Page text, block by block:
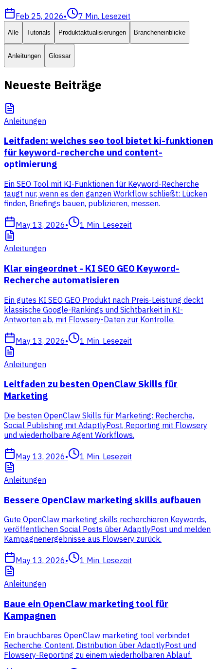
Feb 25, 2026• 7 Min. Lesezeit
Alle Tutorials Produktaktualisierungen Brancheneinblicke
Anleitungen Glossar
Neueste Beiträge
Anleitungen
Leitfaden: welches seo tool bietet ki-funktionen
für keyword-recherche und content-
optimierung
Ein SEO Tool mit KI-Funktionen für Keyword-Recherche
taugt nur, wenn es den ganzen Workflow schließt: Lücken
finden, Briefings bauen, publizieren, messen.
May 13, 2026• 1 Min. Lesezeit
Anleitungen
Klar eingeordnet - KI SEO GEO Keyword-
Recherche automatisieren
Ein gutes KI SEO GEO Produkt nach Preis-Leistung deckt
klassische Google-Rankings und Sichtbarkeit in KI-
Antworten ab, mit Flowsery-Daten zur Kontrolle.
May 13, 2026• 1 Min. Lesezeit
Anleitungen
Leitfaden zu besten OpenClaw Skills für
Marketing
Die besten OpenClaw Skills für Marketing: Recherche,
Social Publishing mit AdaptlyPost, Reporting mit Flowsery
und wiederholbare Agent Workflows.
May 13, 2026• 1 Min. Lesezeit
Anleitungen
Bessere OpenClaw marketing skills aufbauen
Gute OpenClaw marketing skills recherchieren Keywords,
veröffentlichen Social Posts über AdaptlyPost und melden
Kampagnenergebnisse aus Flowsery zurück.
May 13, 2026• 1 Min. Lesezeit
Anleitungen
Baue ein OpenClaw marketing tool für
Kampagnen
Ein brauchbares OpenClaw marketing tool verbindet
Recherche, Content, Distribution über AdaptlyPost und
Flowsery-Reporting zu einem wiederholbaren Ablauf.